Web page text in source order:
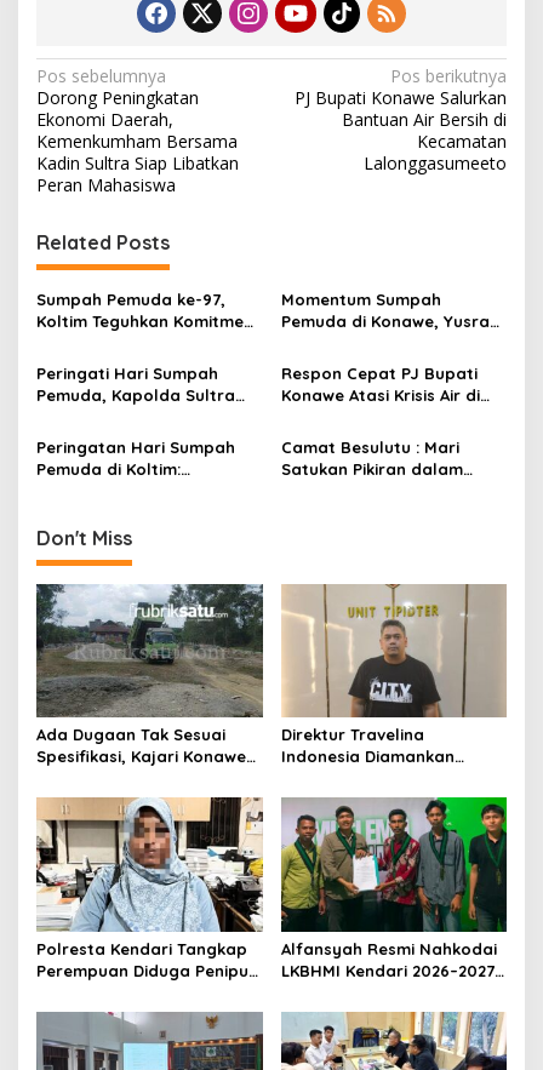
N
a
v
i
a
s
i
o
Pos sebelumnya
Dorong Peningkatan
Ekonomi Daerah,
Kemenkumham Bersama
Kadin Sultra Siap Libatkan
Peran Mahasiswa
Pos berikutnya
PJ Bupati Konawe Salurkan
Bantuan Air Bersih di
Kecamatan
Lalonggasumeeto
Related Posts
Sumpah Pemuda ke-97,
Koltim Teguhkan Komitmen
Aparatur Berintegritas
Momentum Sumpah
Pemuda di Konawe, Yusran
Muda Tak Lupakan
Semangat 1928
Peringati Hari Sumpah
Pemuda, Kapolda Sultra
Jadi Motor Perubahan
Respon Cepat PJ Bupati
Konawe Atasi Krisis Air di
Peringatan Hari Sumpah
Pemuda di Koltim:
Camat Besulutu : Mari
Satukan Pikiran dalam
Don't Miss
Ada Dugaan Tak Sesuai
Spesifikasi, Kajari Konawe
Rupbasan Rp1,9 Miliar
Dihentikan
Direktur Travelina
Indonesia Diamankan
Penelantaran Jemaah
Umrah Masuk Babak Baru
Polresta Kendari Tangkap
Perempuan Diduga Penipu
Rp588,1 Juta
Alfansyah Resmi Nahkodai
LKBHMI Kendari 2026–2027,
Hukum